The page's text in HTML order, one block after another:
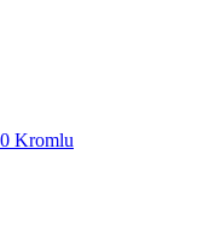
Kromlu